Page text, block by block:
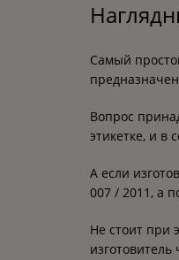
Самый
Вопрос
этикетке, и в
А если
007 / 2011, а
Не стоит при